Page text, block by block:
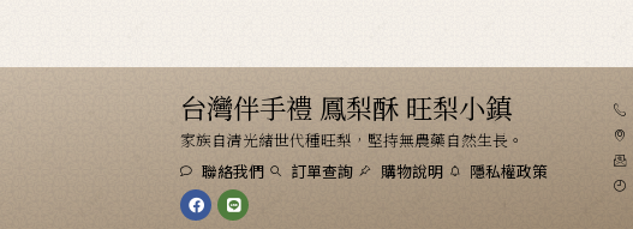
台灣伴手禮 鳳梨酥 旺梨小鎮
家族自清光緒世代種旺梨，堅持無農藥自然生長。
聯絡我們
訂單查詢 購物說明 隱私權政策